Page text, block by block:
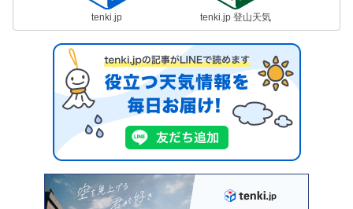
tenki.jp tenki.jp 登山天気